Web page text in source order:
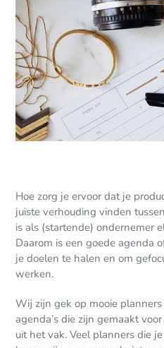
Hoe zorg je ervoor dat je
juiste verhouding vinden
is als (startende) ondernemer
Daarom is een goede agenda
je doelen te halen en om
werken.
Wij zijn gek op mooie
agenda’s die zijn gemaakt
uit het vak. Veel planners die